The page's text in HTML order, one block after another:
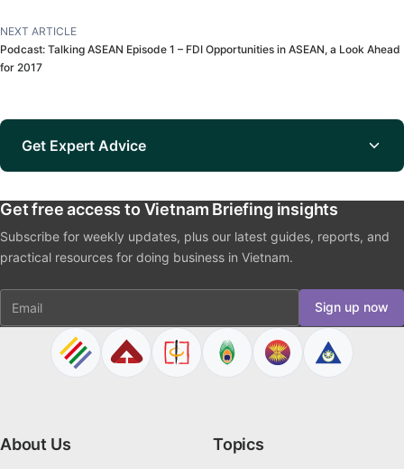
NEXT ARTICLE
Podcast: Talking ASEAN Episode 1 – FDI Opportunities in ASEAN, a Look Ahead
for 2017
Get Expert Advice
Get free access to Vietnam Briefing insights
Subscribe for weekly updates, plus our latest guides, reports, and
practical resources for doing business in Vietnam.
Email Sign up now
About Us Topics